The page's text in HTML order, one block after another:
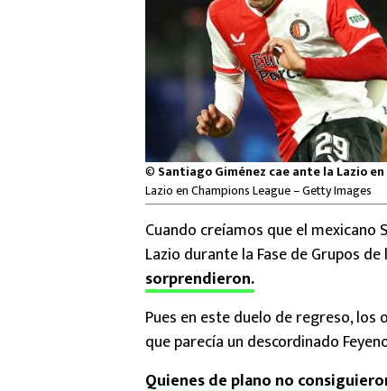
© Santiago Giménez cae ante la Lazio
Lazio en Champions League – Getty Images
Cuando creíamos que el
Lazio durante la Fase de Grupos
sorprendieron.
Pues en este duelo de regreso,
que parecía un descordinado
Quienes de plano no